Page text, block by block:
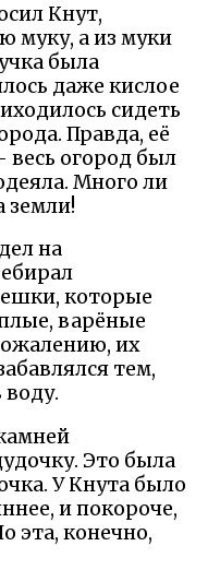
Кнут,
муку, а из муки
была
даже кислое
сидеть
Правда, её
весь огород был
Много ли
земли!
на
которые
варёные
их
тем,
воду.
Это была
У Кнута было
и покороче,
эта, конечно,